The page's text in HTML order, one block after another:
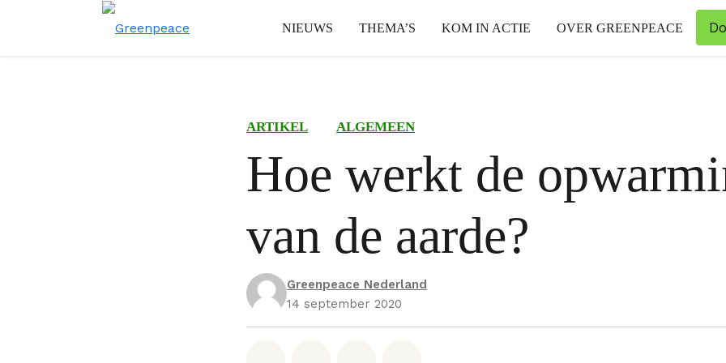
NIEUWS THEMA’S KOM IN ACTIE OVER GREENPEACE
ARTIKEL ALGEMEEN
Hoe werkt de
van de aarde?
Greenpeace Nederland
14 september 2020